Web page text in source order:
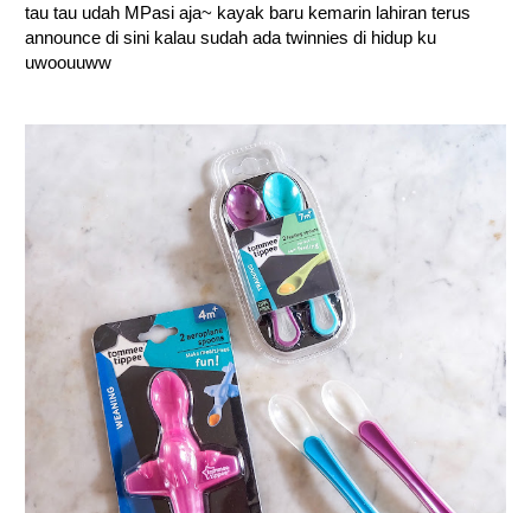
tau tau udah MPasi aja~ kayak baru kemarin lahiran terus
announce di sini kalau sudah ada twinnies di hidup ku
uwoouuww